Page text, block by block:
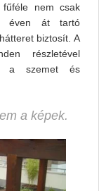
nem csak
éven át tartó
biztosít. A
részletével
a szemet és
a képek.